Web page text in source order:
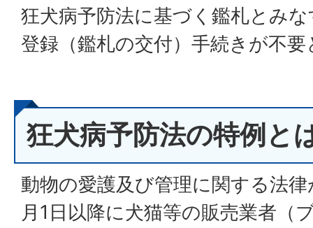
狂犬病予防法に基づく鑑札とみ
登録（鑑札の交付）手続きが不
狂犬病予防法の特例と
動物の愛護及び管理に関する法
月1日以降に犬猫等の販売業者（